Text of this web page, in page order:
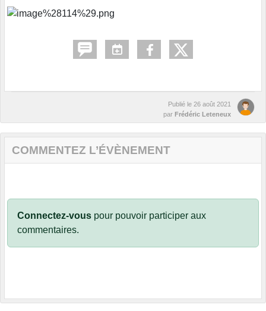
Publié le 26 août 2021
par Frédéric Leteneux
COMMENTEZ L’ÉVÈNEMENT
Connectez-vous pour pouvoir participer aux
commentaires.